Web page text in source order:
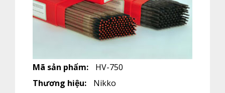
Mã sản phẩm:
HV-750
Thương hiệu:
Nikko